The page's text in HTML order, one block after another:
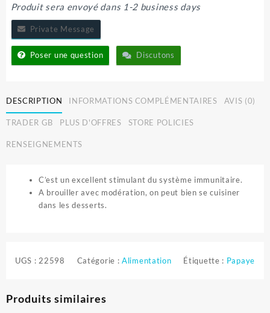
SECHE
Produit sera envoyé dans 1-2 business days
Private Message
Poser une question Discutons
DESCRIPTION INFORMATIONS COMPLÉMENTAIRES AVIS (0)
TRADER GB PLUS D'OFFRES STORE POLICIES
RENSEIGNEMENTS
C’est un excellent stimulant du système immunitaire.
A brouiller avec modération, on peut bien se cuisiner
dans les desserts.
UGS : 22598 Catégorie :Alimentation Étiquette : Papaye
Produits similaires